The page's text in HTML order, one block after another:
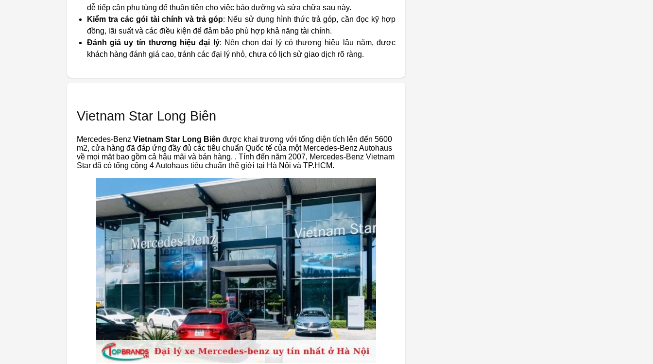
dễ tiếp cận phụ tùng để thuận tiện cho việc bảo dưỡng và sửa chữa sau này.
Kiểm tra các gói tài chính và trả góp: Nếu sử dụng hình thức trả góp, cần đọc kỹ hợp
đồng, lãi suất và các điều kiện để đảm bảo phù hợp khả năng tài chính.
Đánh giá uy tín thương hiệu đại lý: Nên chọn đại lý có thương hiệu lâu năm, được
khách hàng đánh giá cao, tránh các đại lý nhỏ, chưa có lịch sử giao dịch rõ ràng.
Vietnam Star Long Biên
Mercedes-Benz Vietnam Star Long Biên được khai trương với tổng diện tích lên đến 5600
m2, cửa hàng đã đáp ứng đầy đủ các tiêu chuẩn Quốc tế của một Mercedes-Benz Autohaus
về mọi mặt bao gồm cả hậu mãi và bán hàng. . Tính đến năm 2007, Mercedes-Benz Vietnam
Star đã có tổng cộng 4 Autohaus tiêu chuẩn thế giới tại Hà Nội và TP.HCM.